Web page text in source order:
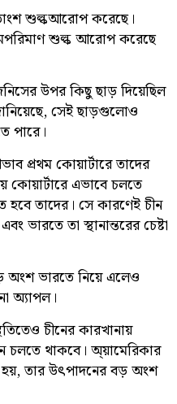
শুল্কআরোপ করেছে।
শুল্ক আরোপ করেছে
উপর কিছু ছাড় দিয়েছিল
সেই ছাড়গুলোও
পারে।
প্রথম কোয়ার্টারে তাদের
কোয়ার্টারে এভাবে চলতে
হবে তাদের। সে কারণেই চীন
ভারতে তা স্থানান্তরের চেষ্টা
ভারতে নিয়ে এলেও
অ্যাপল।
চীনের কারখানায়
থাকবে। অ্য়ামেরিকার
হয়, তার উৎপাদনের বড় অংশ